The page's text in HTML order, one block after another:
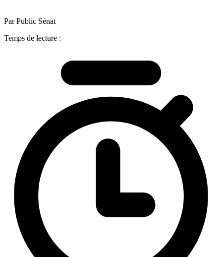
Par Public Sénat
Temps de lecture :